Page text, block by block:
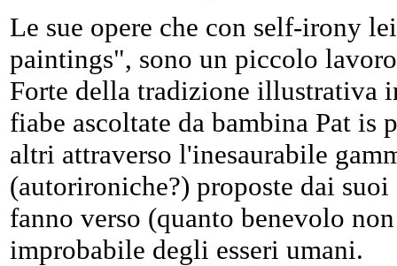
Le sue opere che con self-irony
paintings", sono un piccolo
Forte della tradizione illustrativa
fiabe ascoltate da bambina Pat is
altri attraverso l'inesaurabile
(autorironiche?) proposte dai
fanno verso (quanto benevolo
improbabile degli esseri umani.